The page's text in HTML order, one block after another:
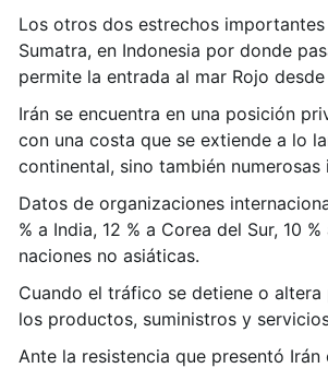
Los otros dos estrechos
Sumatra, en Indonesia por donde
permite la entrada al mar Rojo
Irán se encuentra en una posición
con una costa que se extiende a lo
continental, sino también
Datos de organizaciones
% a India, 12 % a Corea del Sur, 10
naciones no asiáticas.
Cuando el tráfico se detiene o
los productos, suministros y
Ante la resistencia que presentó